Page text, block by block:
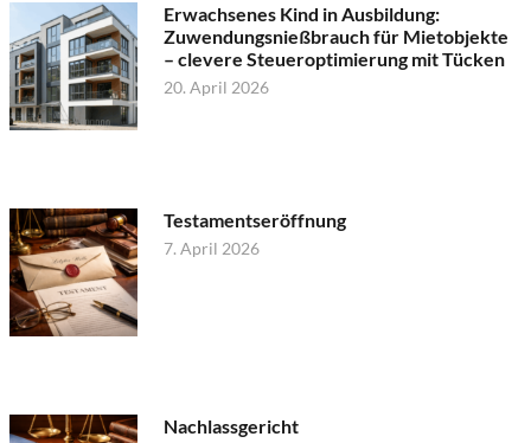
Erwachsenes Kind in Ausbildung:
Zuwendungsnießbrauch für Mietobjekte
– clevere Steueroptimierung mit Tücken
20. April 2026
Testamentseröffnung
7. April 2026
Nachlassgericht